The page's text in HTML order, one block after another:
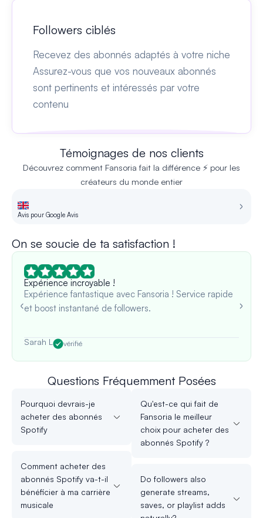
Followers ciblés
Recevez des abonnés adaptés à votre niche
Assurez-vous que vos nouveaux abonnés
sont pertinents et intéressés par votre
contenu
Témoignages de nos clients
Découvrez comment Fansoria fait la différence ⚡ pour les
créateurs du monde entier
Avis pour Google Avis
On se soucie de ta satisfaction !
Expérience incroyable !
Expérience fantastique avec Fansoria ! Service rapide
et boost instantané de followers.
Sarah L vérifié
Questions Fréquemment Posées
Pourquoi devrais-je
acheter des abonnés
Spotify
Comment acheter des
abonnés Spotify va-t-il
bénéficier à ma carrière
musicale
Qu'est-ce qui fait de
Fansoria le meilleur
choix pour acheter des
abonnés Spotify ?
Do followers also
generate streams,
saves, or playlist adds